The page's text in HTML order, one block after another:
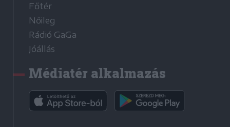
Főtér
Nőileg
Rádió GaGa
Jóállás
Médiatér alkalmazás